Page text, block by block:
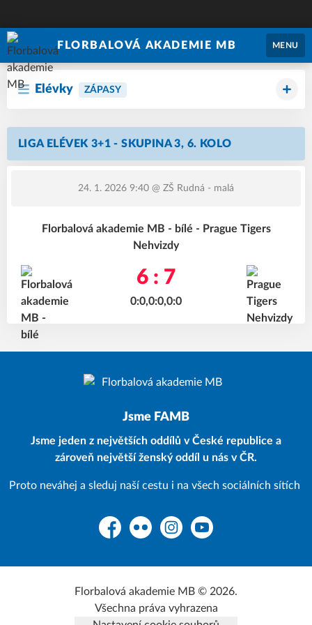
FLORBALOVÁ AKADEMIE MB MENU
Elévky ZÁPASY
LIGA ELÉVEK 3+1 - SKUPINA 3, 6. KOLO
24. 1. 2026 9:40 @ ZŠ Rudná - malá
Florbalová akademie MB - bílé - Prague Tigers
Nehvizdy
6 : 7
0:0,0:0,0:0
Jsme FAMB
Jsme jeden z největších oddílů v České republice a
zároveň největší ženský oddíl u nás v ČR.
Proto neváhej a sleduj naší cestu i na všech sociálních sítích
FacebookFlickr InstagramYouTube
Florbalová akademie MB © 2026.
Všechna práva vyhrazena